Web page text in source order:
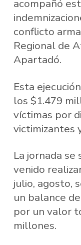
acompañó
conflicto
Regional de
Apartadó.
Esta
los $1.479
víctimas por
victimizantes
La jornada se
venido
julio, agosto,
un balance
por un valor
millones.